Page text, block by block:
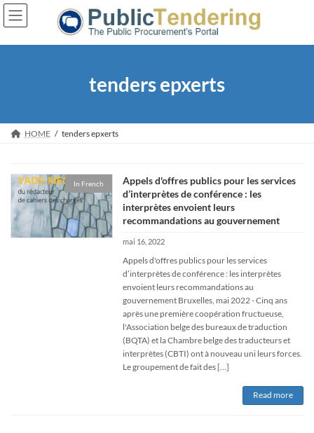
Skip
the
Skip
the
tenders epxerts
HOME tenders epxerts
In French
Appels d'offres publics pour les services
d’interprètes de conférence : les
interprètes envoient leurs
recommandations au gouvernement
mai 16, 2022
Appels d'offres publics pour les services
d’interprètes de conférence : les interprètes
envoient leurs recommandations au
gouvernement Bruxelles, mai 2022 - Cinq ans
après une première coopération fructueuse,
l'Association belge des bureaux de traduction
(BQTA) et la Chambre belge des traducteurs et
interprètes (CBTI) ont à nouveau uni leurs forces.
Le groupement de fait des […]
Read more